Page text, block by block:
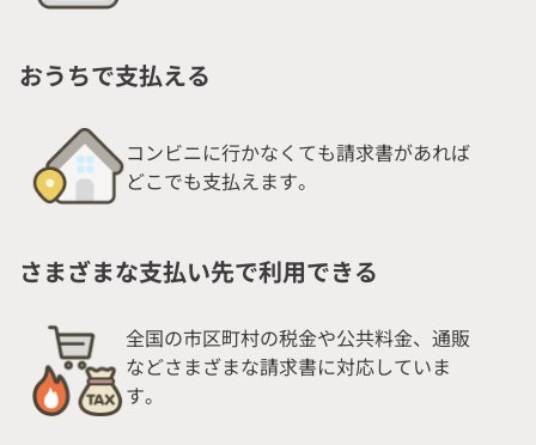
おうちで支払える
コンビニに行かなくても請求書があれば
どこでも支払えます。
さまざまな支払い先で利用できる
全国の市区町村の税金や公共料金、通販
などさまざまな請求書に対応していま
す。